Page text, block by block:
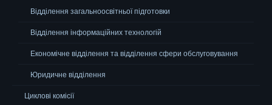
Відділення загальноосвітньої підготовки
Відділення інформаційних технологій
Економічне відділення та відділення сфери обслуговування
Юридичне відділення
Циклові комісії